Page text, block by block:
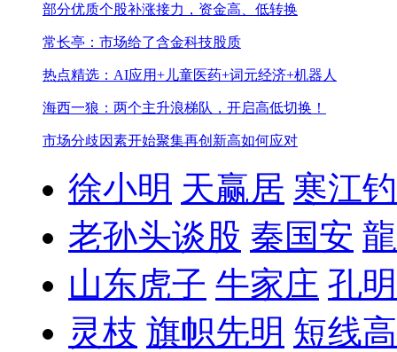
部分优质个股补涨接力，资金高、低转换
常长亭：市场给了含金科技股质
热点精选：AI应用+儿童医药+词元经济+机器人
海西一狼：两个主升浪梯队，开启高低切换！
市场分歧因素开始聚集再创新高如何应对
徐小明 天赢居 寒江
老孙头谈股 秦国安
山东虎子 牛家庄 孔
灵枝 旗帜先明 短线